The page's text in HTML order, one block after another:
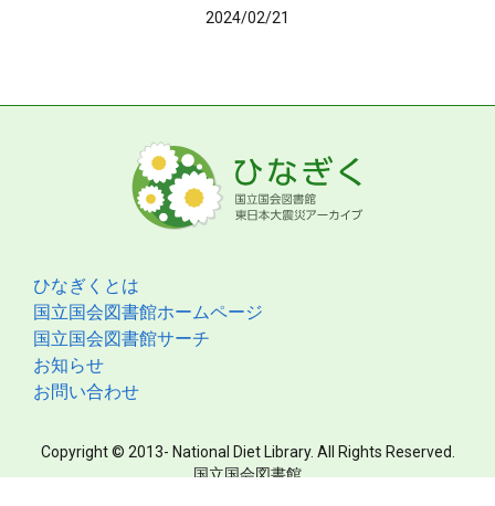
2024/02/21
ひなぎくとは
国立国会図書館ホームページ
国立国会図書館サーチ
お知らせ
お問い合わせ
Copyright © 2013- National Diet Library. All Rights Reserved.